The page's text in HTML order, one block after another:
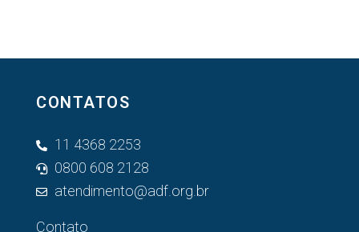
CONTATOS
11 4368 2253
0800 608 2128
atendimento@adf.org.br
Contato